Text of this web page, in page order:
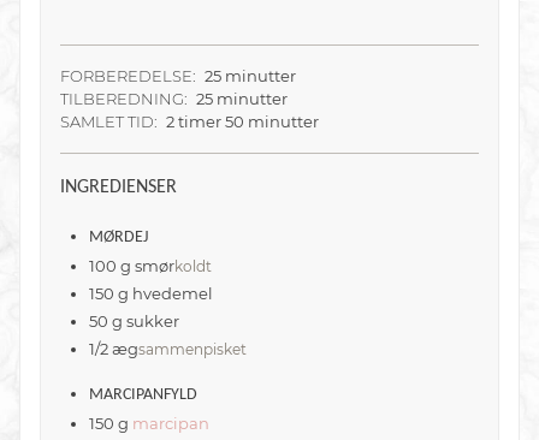
FORBEREDELSE: 25 minutter
TILBEREDNING: 25 minutter
SAMLET TID: 2 timer 50 minutter
INGREDIENSER
MØRDEJ
100 g smørkoldt
150 g hvedemel
50 g sukker
1/2ægsammenpisket
MARCIPANFYLD
150 g marcipan